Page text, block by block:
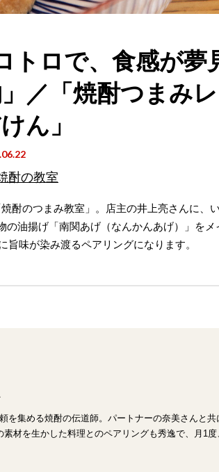
トロで、食感が夢
／「焼酎つまみ
ん」
酎の教室
酎のつまみ教室」。店主の井上亮さんに、
油揚げ「南関あげ（なんかんあげ）」をメ
旨味が染み渡るペアリングになります。
を集める焼酎の伝道師。パートナーの奈美さんと
材を生かした料理とのペアリングも秀逸で、月1